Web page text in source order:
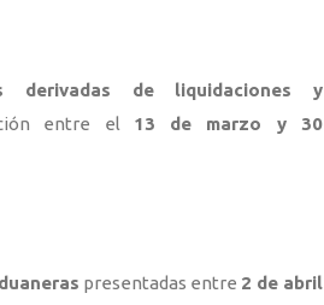
derivadas de liquidaciones y
entre el 13 de marzo y 30
presentadas entre 2 de abril